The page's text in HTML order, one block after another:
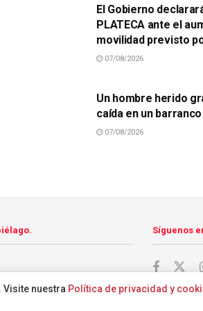
El Gobierno
PLATECA ante el
movilidad previsto
07/08/2026
Un hombre herido
caída en un
07/08/2026
Síguenos
Visite nuestra Política de privacidad y